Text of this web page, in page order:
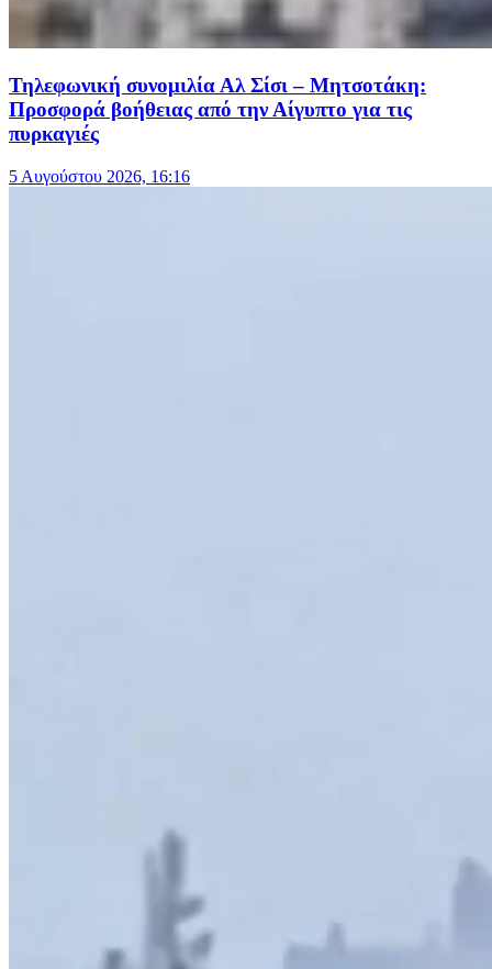
Τηλεφωνική συνομιλία Αλ Σίσι – Μητσοτάκη:
Προσφορά βοήθειας από την Αίγυπτο για τις
πυρκαγιές
5 Αυγούστου 2026, 16:16